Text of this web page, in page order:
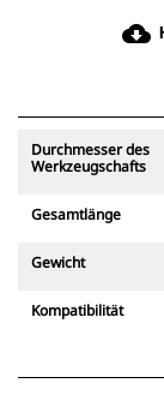
cloud_download
Durchmesser des
Werkzeugschafts
Gesamtlänge
Gewicht
Kompatibilität